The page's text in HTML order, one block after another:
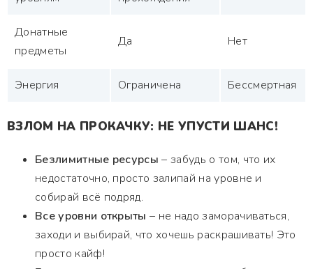
Донатные
предметы
Да Нет
Энергия Ограничена Бессмертная
ВЗЛОМ НА ПРОКАЧКУ: НЕ УПУСТИ ШАНС!
Безлимитные ресурсы – забудь о том, что их
недостаточно, просто залипай на уровне и
собирай всё подряд.
Все уровни открыты – не надо заморачиваться,
заходи и выбирай, что хочешь раскрашивать! Это
просто кайф!